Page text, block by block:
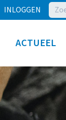
INLOGGEN
ACTUEEL